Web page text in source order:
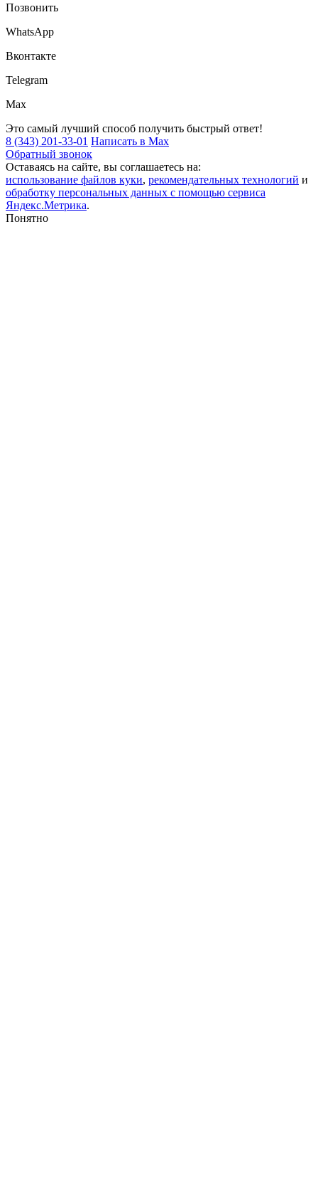
Позвонить
WhatsApp
Вконтакте
Telegram
Max
Это самый лучший способ получить быстрый ответ!
8 (343) 201-33-01 Написать в Max
Обратный звонок
Оставаясь на сайте, вы соглашаетесь на:
использование файлов куки, рекомендательных технологий и
обработку персональных данных с помощью сервиса
Яндекс.Метрика.
Понятно